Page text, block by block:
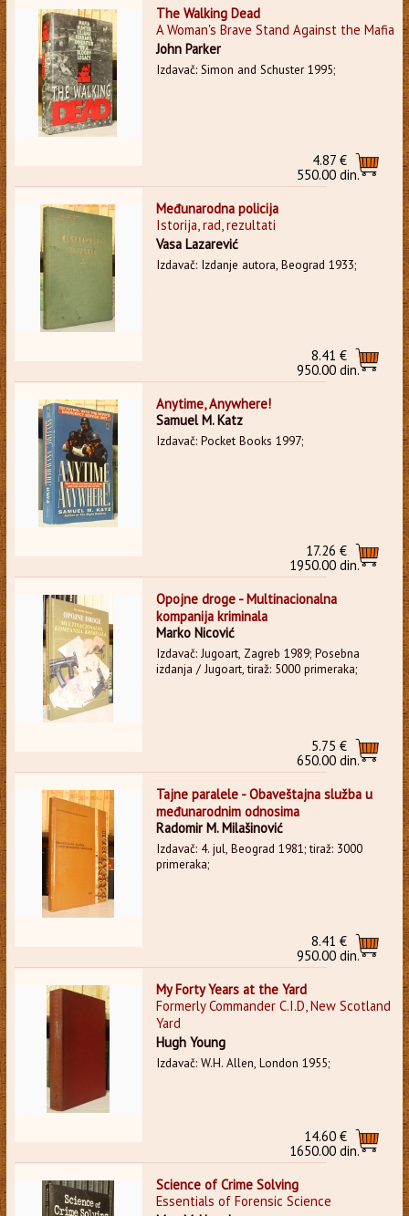
The Walking Dead
A Woman's Brave Stand Against the Mafia
John Parker
Izdavač: Simon and Schuster 1995;
4.87 €
550.00 din.
Međunarodna policija
Istorija, rad, rezultati
Vasa Lazarević
Izdavač: Izdanje autora, Beograd 1933;
8.41 €
950.00 din.
Anytime, Anywhere!
Samuel M. Katz
Izdavač: Pocket Books 1997;
17.26 €
1950.00 din.
Opojne droge - Multinacionalna
kompanija kriminala
Marko Nicović
Izdavač: Jugoart, Zagreb 1989; Posebna
izdanja / Jugoart, tiraž: 5000 primeraka;
5.75 €
650.00 din.
Tajne paralele - Obaveštajna služba u
međunarodnim odnosima
Radomir M. Milašinović
Izdavač: 4. jul, Beograd 1981; tiraž: 3000
primeraka;
8.41 €
950.00 din.
My Forty Years at the Yard
Formerly Commander C.I.D, New Scotland
Yard
Hugh Young
Izdavač: W.H. Allen, London 1955;
14.60 €
1650.00 din.
Science of Crime Solving
Essentials of Forensic Science